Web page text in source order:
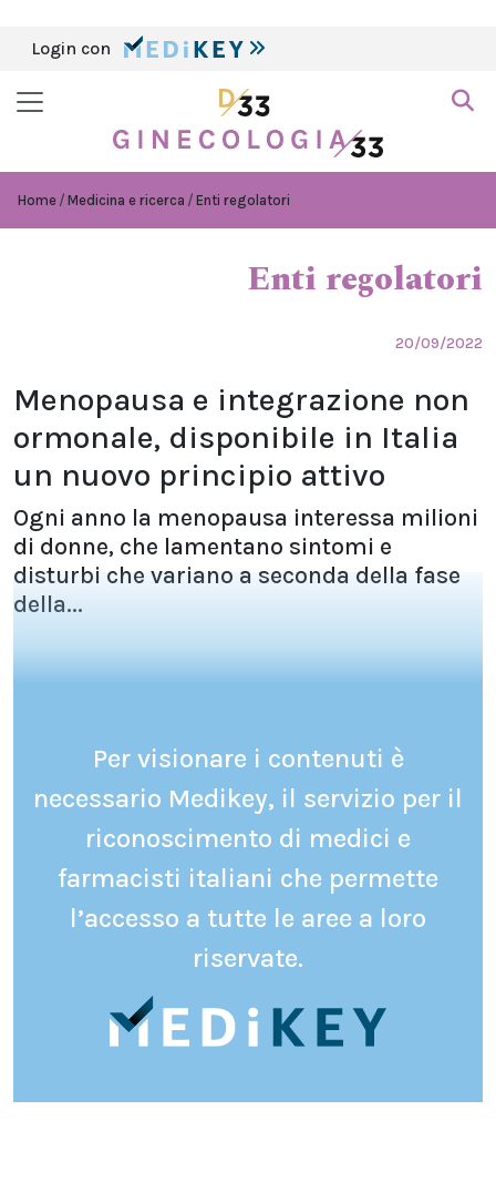
Login con
Home Medicina e ricerca Enti regolatori
Enti regolatori
20/09/2022
Menopausa e integrazione non
ormonale, disponibile in Italia
un nuovo principio attivo
Ogni anno la menopausa interessa milioni
di donne, che lamentano sintomi e
disturbi che variano a seconda della fase
della...
Per visionare i contenuti è
necessario Medikey, il servizio per il
riconoscimento di medici e
farmacisti italiani che permette
l’accesso a tutte le aree a loro
riservate.